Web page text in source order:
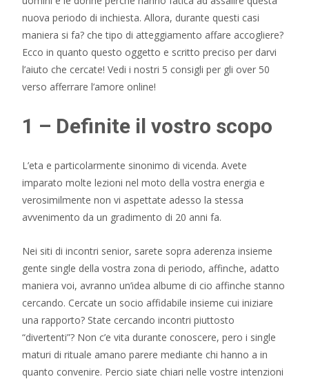
nuova periodo di inchiesta. Allora, durante questi casi
maniera si fa? che tipo di atteggiamento affare accogliere?
Ecco in quanto questo oggetto e scritto preciso per darvi
l’aiuto che cercate! Vedi i nostri 5 consigli per gli over 50
verso afferrare l’amore online!
1 – Definite il vostro scopo
L’eta e particolarmente sinonimo di vicenda. Avete
imparato molte lezioni nel moto della vostra energia e
verosimilmente non vi aspettate adesso la stessa
avvenimento da un gradimento di 20 anni fa.
Nei siti di incontri senior, sarete sopra aderenza insieme
gente single della vostra zona di periodo, affinche, adatto
maniera voi, avranno un’idea albume di cio affinche stanno
cercando. Cercate un socio affidabile insieme cui iniziare
una rapporto? State cercando incontri piuttosto
“divertenti”? Non c’e vita durante conoscere, pero i single
maturi di rituale amano parere mediante chi hanno a in
quanto convenire. Percio siate chiari nelle vostre intenzioni